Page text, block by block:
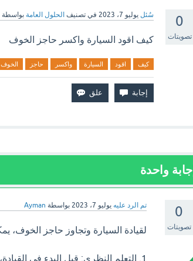
0
تصويتات
سُئل يوليو 7، 2023 في تصنيف الحلول العامة بواسطة
كيف اقود السيارة واكسر حاجز الخوف
كيف اقود السيارة واكسر حاجز الخوف
إجابة واحدة
0
تصويتات
تم الرد عليه يوليو 7، 2023 بواسطة Ayman
لقيادة السيارة وتجاوز حاجز الخوف،
1. التعلم النظري: قبل البدء في